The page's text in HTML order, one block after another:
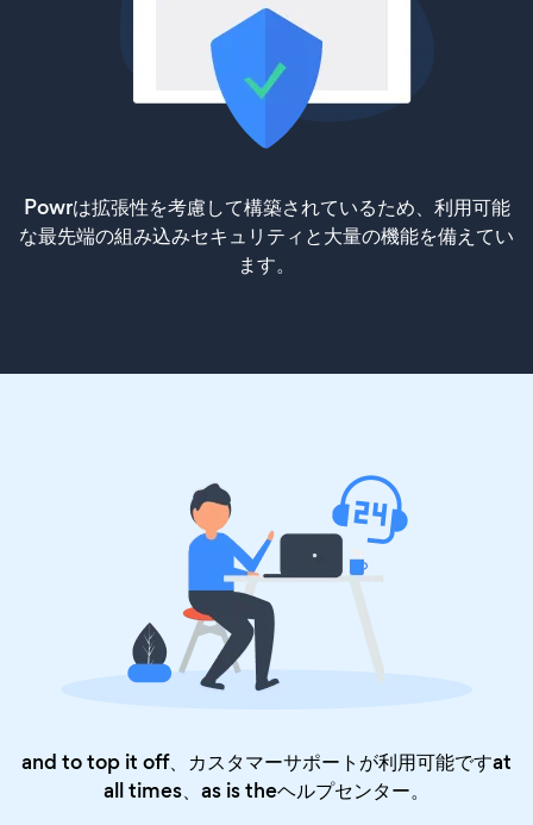
Powrは拡張性を考慮して構築されているため、利用可能
な最先端の組み込みセキュリティと大量の機能を備えてい
ます。
and to top it off、カスタマーサポートが利用可能ですat
all times、as is theヘルプセンター。